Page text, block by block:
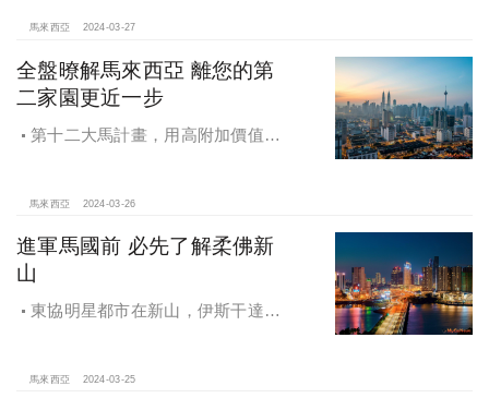
馬來西亞 2024-03-27
全盤暸解馬來西亞 離您的第
二家園更近一步
第十二大馬計畫，用高附加價值創
馬來西亞 2024-03-26
進軍馬國前 必先了解柔佛新
山
東協明星都市在新山，伊斯干達經
馬來西亞 2024-03-25